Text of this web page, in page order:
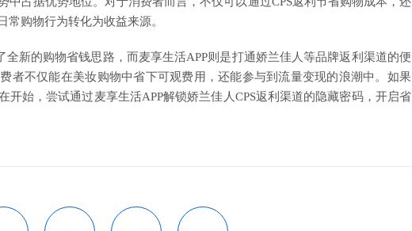
购物行为转化为收益来源。
全新的购物省钱思路，而麦享生活APP则是打通娇兰佳人等品牌返利渠道的便
者不仅能在美妆购物中省下可观费用，还能参与到流量变现的浪潮中。如果
开始，尝试通过麦享生活APP解锁娇兰佳人CPS返利渠道的隐藏密码，开启省